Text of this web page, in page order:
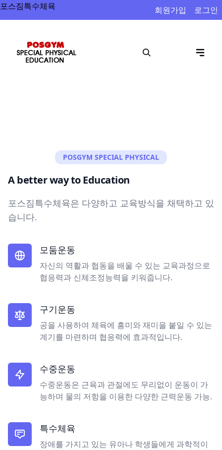
포스짐특수체육 회원가입 로그인
POSGYM SPECIAL PHYSICAL
A better way to Education
포스짐특수체육은 다양하고 교육방식을 채택하고 있
습니다.
모둠운동
자신의 역활과 협동을 배울 수 있는 교육과정으로
협응력과 신체조정능력을 키워줍니다.
구기운동
공을 사용하여 체육에 흥미와 재미을 붙일 수 있는
계기를 마련하며 협응력에 효과적입니다.
수중운동
수중운동은 근육과 관절에도 무리없이 운동이 가
능하며 물의 저항을 이용한 다양한 근력운동 가능.
특수체육
장애를 가지고 있는 유아나 학생들에게 과학적이